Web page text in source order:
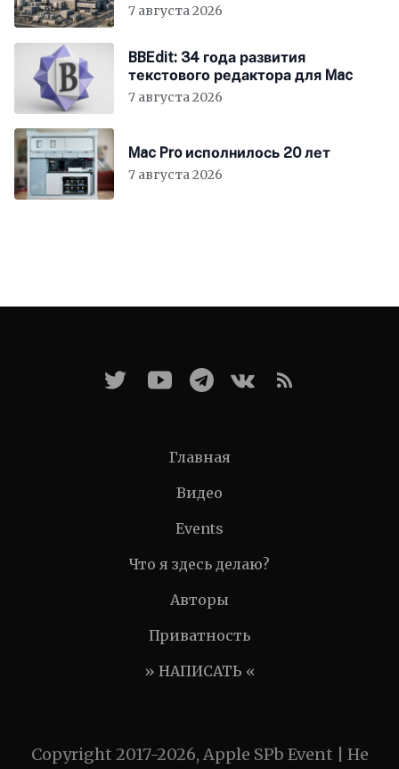
7 августа 2026
BBEdit: 34 года развития
текстового редактора для Mac
7 августа 2026
Mac Pro исполнилось 20 лет
7 августа 2026
Главная
Видео
Events
Что я здесь делаю?
Авторы
Приватность
» НАПИСАТЬ «
Copyright 2017-2026, Apple SPb Event | Не